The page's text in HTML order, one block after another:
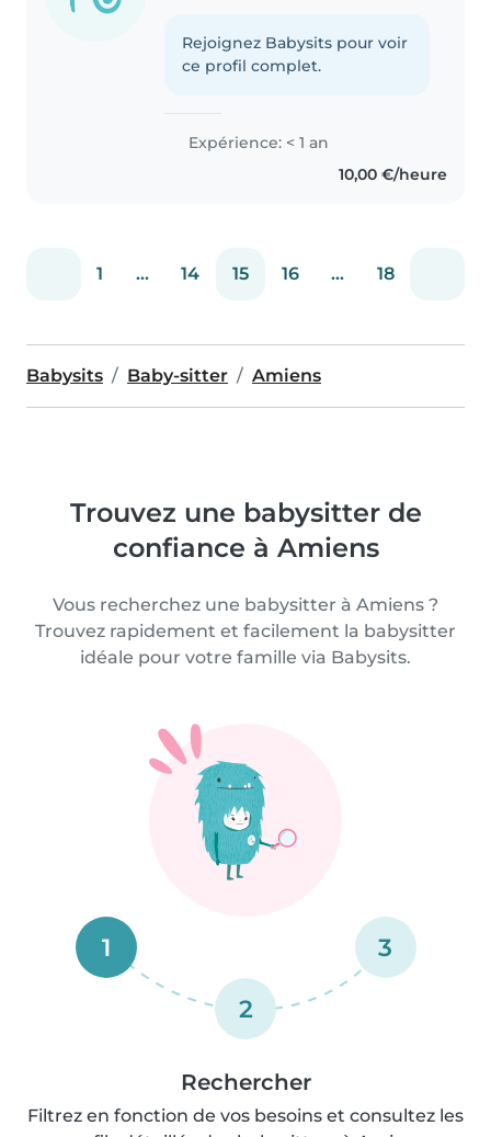
Rejoignez Babysits pour voir
ce profil complet.
Expérience: < 1 an
10,00 €/heure
1 ... 14 15 16 ... 18
Babysits Baby-sitter Amiens
Trouvez une babysitter de
confiance à Amiens
Vous recherchez une babysitter à Amiens ?
Trouvez rapidement et facilement la babysitter
idéale pour votre famille via Babysits.
1
2
3
Rechercher
Filtrez en fonction de vos besoins et consultez les